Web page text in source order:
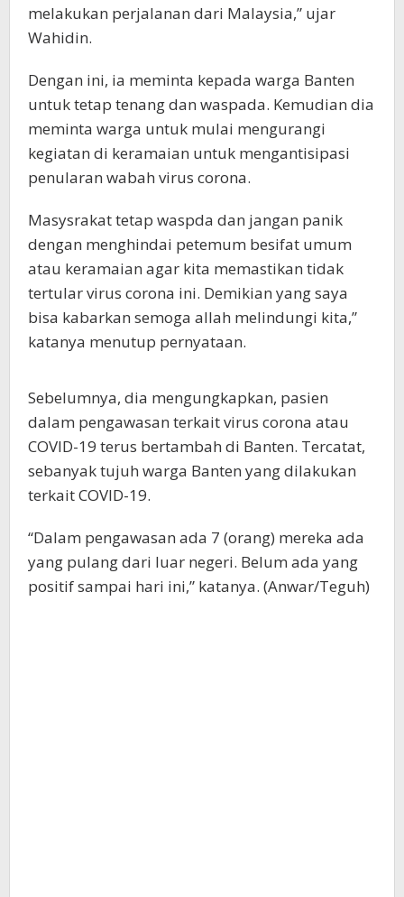
melakukan perjalanan dari Malaysia,” ujar
Wahidin.
Dengan ini, ia meminta kepada warga Banten
untuk tetap tenang dan waspada. Kemudian dia
meminta warga untuk mulai mengurangi
kegiatan di keramaian untuk mengantisipasi
penularan wabah virus corona.
Masysrakat tetap waspda dan jangan panik
dengan menghindai petemum besifat umum
atau keramaian agar kita memastikan tidak
tertular virus corona ini. Demikian yang saya
bisa kabarkan semoga allah melindungi kita,”
katanya menutup pernyataan.
Sebelumnya, dia mengungkapkan, pasien
dalam pengawasan terkait virus corona atau
COVID-19 terus bertambah di Banten. Tercatat,
sebanyak tujuh warga Banten yang dilakukan
terkait COVID-19.
“Dalam pengawasan ada 7 (orang) mereka ada
yang pulang dari luar negeri. Belum ada yang
positif sampai hari ini,” katanya. (Anwar/Teguh)